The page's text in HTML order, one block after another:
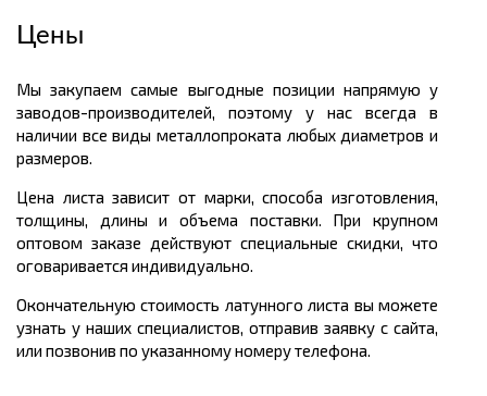
Цены
Мы закупаем самые выгодные позиции напрямую у
заводов-производителей, поэтому у нас всегда в
наличии все виды металлопроката любых диаметров и
размеров.
Цена листа зависит от марки, способа изготовления,
толщины, длины и объема поставки. При крупном
оптовом заказе действуют специальные скидки, что
оговаривается индивидуально.
Окончательную стоимость латунного листа вы можете
узнать у наших специалистов, отправив заявку с сайта,
или позвонив по указанному номеру телефона.